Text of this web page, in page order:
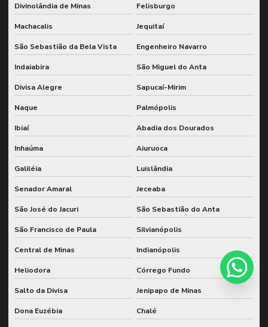
Divinolândia de Minas Felisburgo
Machacalis Jequitaí
São Sebastião da Bela Vista Engenheiro Navarro
Indaiabira São Miguel do Anta
Divisa Alegre Sapucaí-Mirim
Naque Palmópolis
Ibiaí Abadia dos Dourados
Inhaúma Aiuruoca
Galiléia Luislândia
Senador Amaral Jeceaba
São José do Jacuri São Sebastião do Anta
São Francisco de Paula Silvianópolis
Central de Minas Indianópolis
Heliodora Córrego Fundo
Salto da Divisa Jenipapo de Minas
Dona Euzébia Chalé